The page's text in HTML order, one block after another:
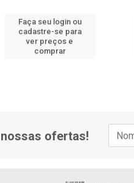
Faça seu login ou
cadastre-se para
ver preços e
comprar
ofertas!